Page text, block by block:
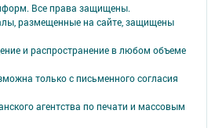
Все права защищены.
размещенные на сайте, защищены
и распространение в любом объеме
только с письменного согласия
агентства по печати и массовым